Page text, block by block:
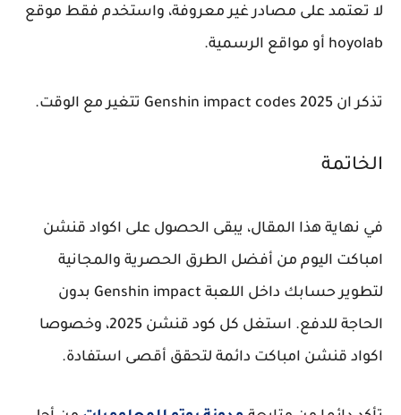
لا تعتمد على مصادر غير معروفة، واستخدم فقط موقع
hoyolab أو مواقع الرسمية.
تذكر ان Genshin impact codes 2025 تتغير مع الوقت.
الخاتمة
في نهاية هذا المقال، يبقى الحصول على اكواد قنشن
امباكت اليوم من أفضل الطرق الحصرية والمجانية
لتطوير حسابك داخل اللعبة Genshin impact بدون
الحاجة للدفع. استغل كل كود قنشن 2025، وخصوصا
اكواد قنشن امباكت دائمة لتحقق أقصى استفادة.